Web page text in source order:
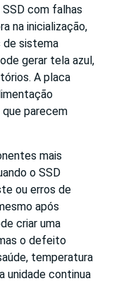
com falhas
na inicialização,
de sistema
gerar tela azul,
A placa
parecem
mais
o SSD
ou erros de
após
criar uma
o defeito
temperatura
unidade continua